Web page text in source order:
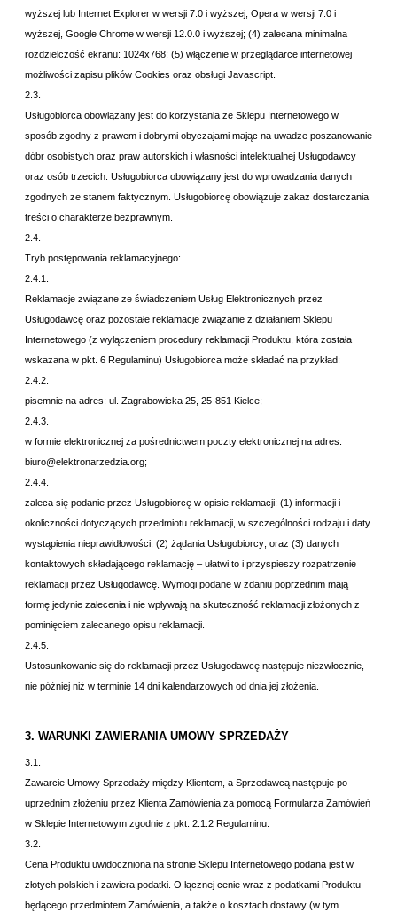
wyższej lub Internet Explorer w wersji 7.0 i wyższej, Opera w wersji 7.0 i
wyższej, Google Chrome w wersji 12.0.0 i wyższej; (4) zalecana minimalna
rozdzielczość ekranu: 1024x768; (5) włączenie w przeglądarce internetowej
możliwości zapisu plików Cookies oraz obsługi Javascript.
2.3.
Usługobiorca obowiązany jest do korzystania ze Sklepu Internetowego w
sposób zgodny z prawem i dobrymi obyczajami mając na uwadze poszanowanie
dóbr osobistych oraz praw autorskich i własności intelektualnej Usługodawcy
oraz osób trzecich. Usługobiorca obowiązany jest do wprowadzania danych
zgodnych ze stanem faktycznym. Usługobiorcę obowiązuje zakaz dostarczania
treści o charakterze bezprawnym.
2.4.
Tryb postępowania reklamacyjnego:
2.4.1.
Reklamacje związane ze świadczeniem Usług Elektronicznych przez
Usługodawcę oraz pozostałe reklamacje związanie z działaniem Sklepu
Internetowego (z wyłączeniem procedury reklamacji Produktu, która została
wskazana w pkt. 6 Regulaminu) Usługobiorca może składać na przykład:
2.4.2.
pisemnie na adres: ul. Zagrabowicka 25, 25-851 Kielce;
2.4.3.
w formie elektronicznej za pośrednictwem poczty elektronicznej na adres:
biuro@elektronarzedzia.org;
2.4.4.
zaleca się podanie przez Usługobiorcę w opisie reklamacji: (1) informacji i
okoliczności dotyczących przedmiotu reklamacji, w szczególności rodzaju i daty
wystąpienia nieprawidłowości; (2) żądania Usługobiorcy; oraz (3) danych
kontaktowych składającego reklamację – ułatwi to i przyspieszy rozpatrzenie
reklamacji przez Usługodawcę. Wymogi podane w zdaniu poprzednim mają
formę jedynie zalecenia i nie wpływają na skuteczność reklamacji złożonych z
pominięciem zalecanego opisu reklamacji.
2.4.5.
Ustosunkowanie się do reklamacji przez Usługodawcę następuje niezwłocznie,
nie później niż w terminie 14 dni kalendarzowych od dnia jej złożenia.
3. WARUNKI ZAWIERANIA UMOWY SPRZEDAŻY
3.1.
Zawarcie Umowy Sprzedaży między Klientem, a Sprzedawcą następuje po
uprzednim złożeniu przez Klienta Zamówienia za pomocą Formularza Zamówień
w Sklepie Internetowym zgodnie z pkt. 2.1.2 Regulaminu.
3.2.
Cena Produktu uwidoczniona na stronie Sklepu Internetowego podana jest w
złotych polskich i zawiera podatki. O łącznej cenie wraz z podatkami Produktu
będącego przedmiotem Zamówienia, a także o kosztach dostawy (w tym